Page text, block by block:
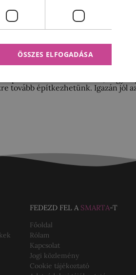
Nem véletlen, hogy
tovább építkezhetünk. Igazán jól
FEDEZD FEL A SMARTA-T
Főoldal
Rólam
Kapcsolat
Jogi közlemény
Cookie tájékoztató
ÖSSZES ELFOGADÁSA